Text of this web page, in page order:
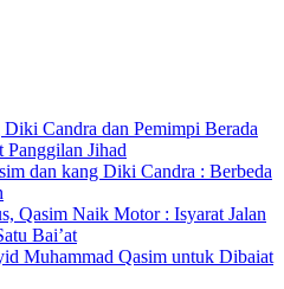
Candra dan Pemimpi Berada
Panggilan Jihad
dan kang Diki Candra : Berbeda
Qasim Naik Motor : Isyarat Jalan
Bai’at
Muhammad Qasim untuk Dibaiat